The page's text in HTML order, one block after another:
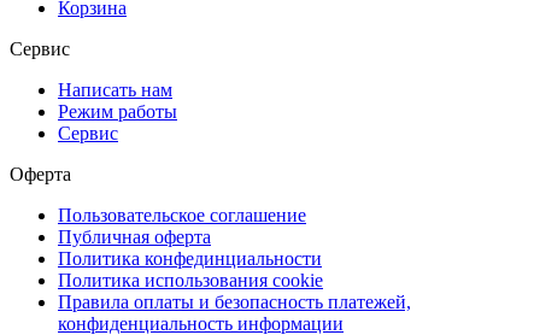
Корзина
Сервис
Написать нам
Режим работы
Сервис
Оферта
Пользовательское соглашение
Публичная оферта
Политика конфединциальности
Политика использования cookie
Правила оплаты и безопасность платежей,
конфиденциальность информации